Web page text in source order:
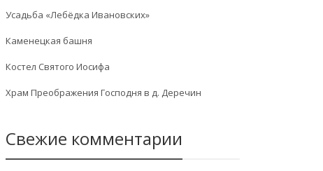
Усадьба «Лебёдка Ивановских»
Каменецкая башня
Костел Святого Иосифа
Храм Преображения Господня в д. Деречин
Свежие комментарии